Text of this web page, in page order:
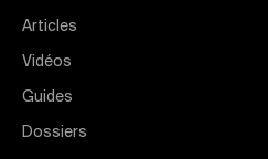
Articles
Vidéos
Guides
Dossiers